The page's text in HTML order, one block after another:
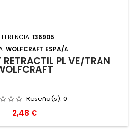
136905
WOLFCRAFT ESPA/A
RETRACTIL PL VE/TRAN
Reseña(s): 0
Precio
2,48 €